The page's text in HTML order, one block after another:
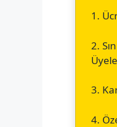
1.
2.
3.
4.